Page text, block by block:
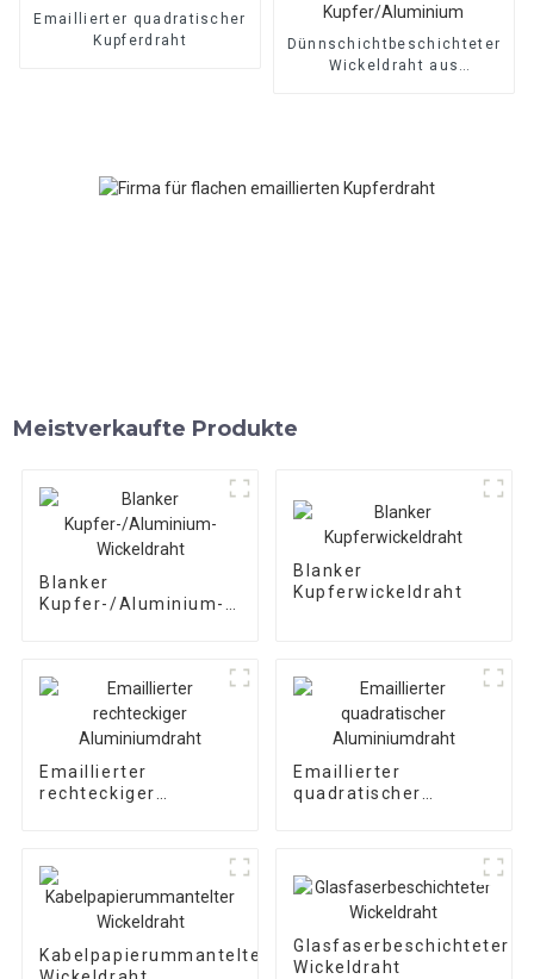
Emaillierter quadratischer
Kupferdraht
Dünnschichtbeschichteter
Wickeldraht aus
Meistverkaufte Produkte
Blanker
Kupfer-/Aluminium-
Blanker
Kupferwickeldraht
Emaillierter
rechteckiger
Emaillierter
quadratischer
Kabelpapierummantelter
Glasfaserbeschichteter
Wickeldraht